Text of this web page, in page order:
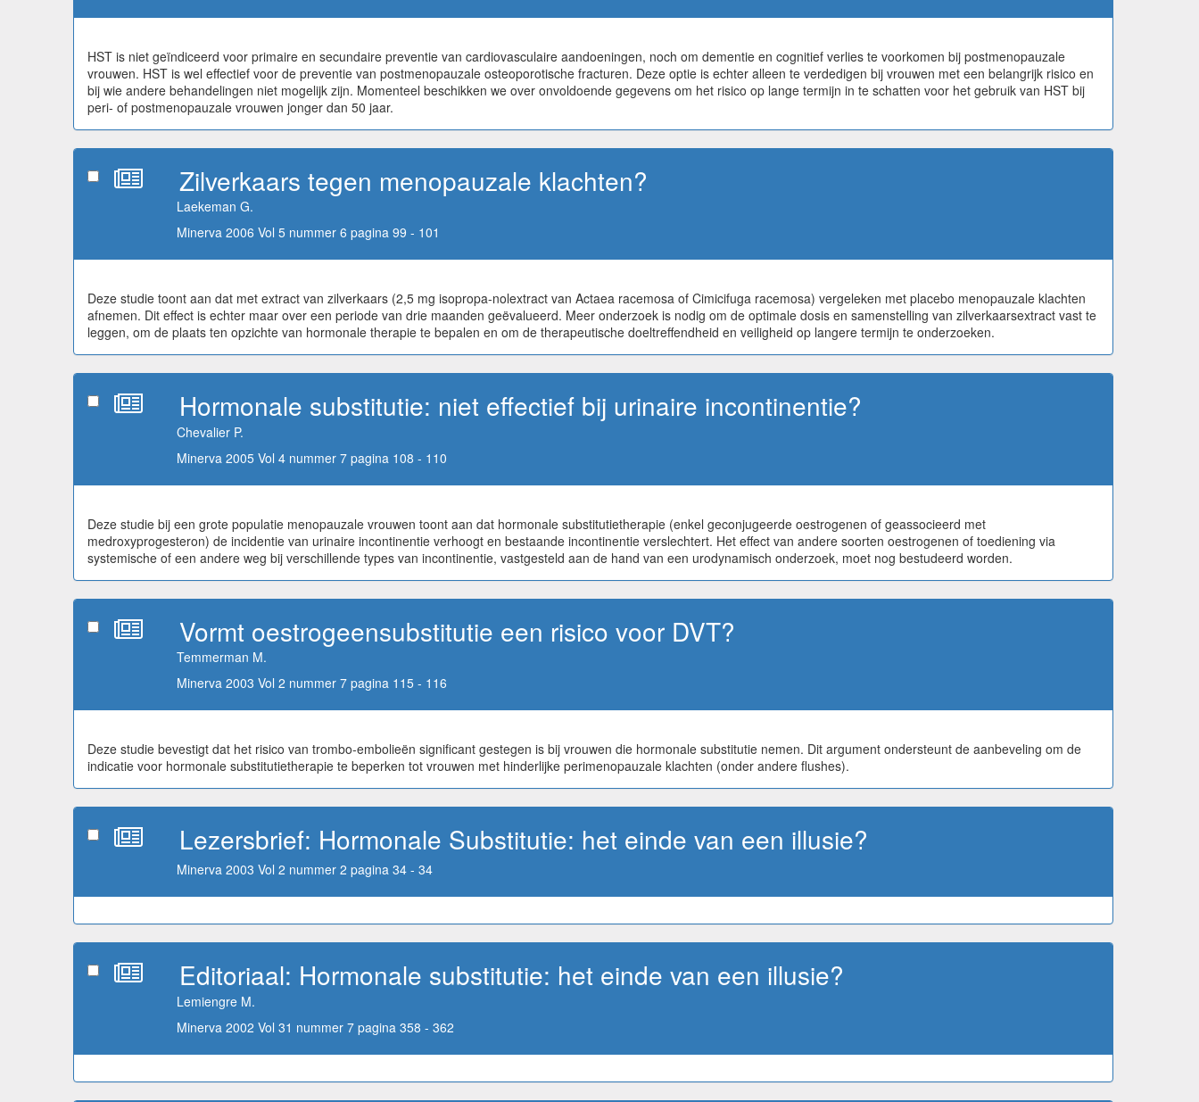
HST is niet geïndiceerd voor primaire en secundaire preventie van cardiovasculaire aandoeningen, noch om dementie en cognitief verlies te voorkomen bij postmenopauzale
vrouwen. HST is wel effectief voor de preventie van postmenopauzale osteoporotische fracturen. Deze optie is echter alleen te verdedigen bij vrouwen met een belangrijk risico en
bij wie andere behandelingen niet mogelijk zijn. Momenteel beschikken we over onvoldoende gegevens om het risico op lange termijn in te schatten voor het gebruik van HST bij
peri- of postmenopauzale vrouwen jonger dan 50 jaar.
Zilverkaars tegen menopauzale klachten?
Laekeman G.
Minerva 2006 Vol 5 nummer 6 pagina 99 - 101
Deze studie toont aan dat met extract van zilverkaars (2,5 mg isopropa-nolextract van Actaea racemosa of Cimicifuga racemosa) vergeleken met placebo menopauzale klachten
afnemen. Dit effect is echter maar over een periode van drie maanden geëvalueerd. Meer onderzoek is nodig om de optimale dosis en samenstelling van zilverkaarsextract vast te
leggen, om de plaats ten opzichte van hormonale therapie te bepalen en om de therapeutische doeltreffendheid en veiligheid op langere termijn te onderzoeken.
Hormonale substitutie: niet effectief bij urinaire incontinentie?
Chevalier P.
Minerva 2005 Vol 4 nummer 7 pagina 108 - 110
Deze studie bij een grote populatie menopauzale vrouwen toont aan dat hormonale substitutietherapie (enkel geconjugeerde oestrogenen of geassocieerd met
medroxyprogesteron) de incidentie van urinaire incontinentie verhoogt en bestaande incontinentie verslechtert. Het effect van andere soorten oestrogenen of toediening via
systemische of een andere weg bij verschillende types van incontinentie, vastgesteld aan de hand van een urodynamisch onderzoek, moet nog bestudeerd worden.
Vormt oestrogeensubstitutie een risico voor DVT?
Temmerman M.
Minerva 2003 Vol 2 nummer 7 pagina 115 - 116
Deze studie bevestigt dat het risico van trombo-embolieën significant gestegen is bij vrouwen die hormonale substitutie nemen. Dit argument ondersteunt de aanbeveling om de
indicatie voor hormonale substitutietherapie te beperken tot vrouwen met hinderlijke perimenopauzale klachten (onder andere flushes).
Lezersbrief: Hormonale Substitutie: het einde van een illusie?
Minerva 2003 Vol 2 nummer 2 pagina 34 - 34
Editoriaal: Hormonale substitutie: het einde van een illusie?
Lemiengre M.
Minerva 2002 Vol 31 nummer 7 pagina 358 - 362